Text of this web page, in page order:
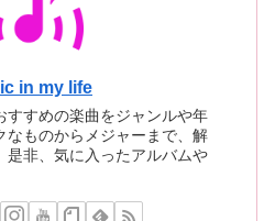
in my life
すすめの楽曲をジャンルや年
なものからメジャーまで、解
是非、気に入ったアルバムや